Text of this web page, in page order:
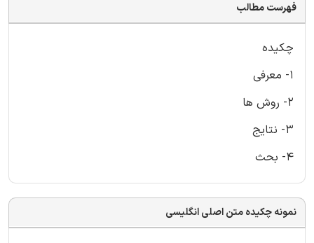
فهرست مطالب
چکیده
1- معرفی
2- روش ها
3- نتایج
4- بحث
نمونه چکیده متن اصلی انگلیسی